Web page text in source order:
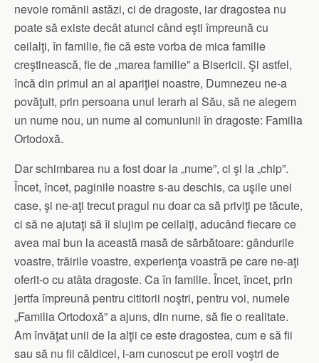
nevoie românii astăzi, ci de dragoste, iar dragostea nu
poate să existe decât atunci când eşti împreună cu
ceilalţi, în familie, fie că este vorba de mica familie
creştinească, fie de „marea familie” a Bisericii. Şi astfel,
încă din primul an al apariţiei noastre, Dumnezeu ne-a
povăţuit, prin persoana unui Ierarh al Său, să ne alegem
un nume nou, un nume al comuniunii în dragoste: Familia
Ortodoxă.
Dar schimbarea nu a fost doar la „nume”, ci şi la „chip”.
Încet, încet, paginile noastre s-au deschis, ca uşile unei
case, şi ne-aţi trecut pragul nu doar ca să priviţi pe tăcute,
ci să ne ajutaţi să îi slujim pe ceilalţi, aducând fiecare ce
avea mai bun la această masă de sărbătoare: gândurile
voastre, trăirile voastre, experienţa voastră pe care ne-aţi
oferit-o cu atâta dragoste. Ca în familie. Încet, încet, prin
jertfa împreună pentru cititorii noştri, pentru voi, numele
„Familia Ortodoxă” a ajuns, din nume, să fie o realitate.
Am învăţat unii de la alţii ce este dragostea, cum e să fii
sau să nu fii căldicel, i-am cunoscut pe eroii voştri de